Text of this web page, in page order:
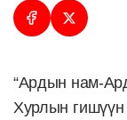
“Ардын нам-
Хурлын